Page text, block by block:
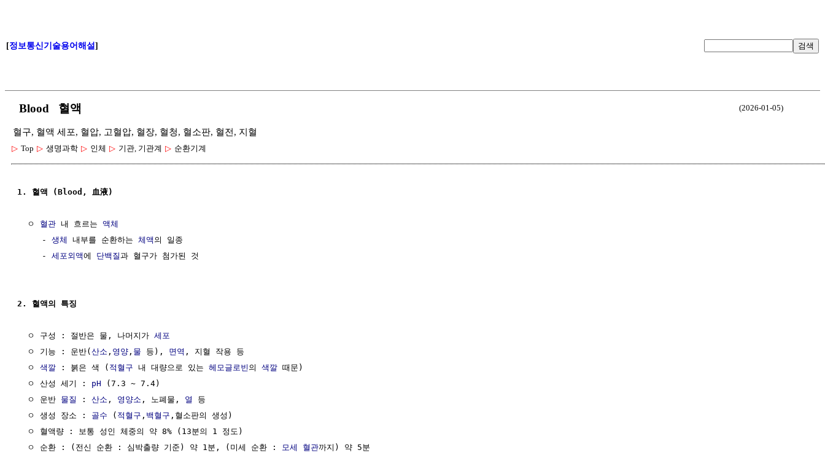
[정보통신기술용어해설] 검색
Blood 혈액 (2026-01-05)
혈구, 혈액 세포, 혈압, 고혈압, 혈장, 혈청, 혈소판, 혈전, 지혈
▷ Top ▷ 생명과학 ▷ 인체 ▷ 기관, 기관계 ▷ 순환기계
1. 혈액 (Blood, 血液)
  ㅇ
혈관 내 흐르는 액체
     -
생체 내부를 순환하는 체액 의 일종
     -
세포외액에 단백질과 혈구가 첨가된 것
2. 혈액의 특징
  ㅇ 구성 : 절반은 물, 나머지가
세포
  ㅇ 기능 : 운반(
산소 , 영양 , 물 등), 면역 , 지혈 작용 등
  ㅇ
색깔 : 붉은 색 ( 적혈구 내 대량으로 있는 헤모글로빈 의 색깔 때문)
  ㅇ 산성 세기 :
pH (7.3 ~ 7.4)
  ㅇ 운반
물질 : 산소 , 영양소 , 노폐물, 열
등
  ㅇ 생성 장소 :
골수 ( 적혈구 , 백혈구 ,혈소판의 생성)
  ㅇ 혈액량 : 보통 성인 체중의 약 8% (13분의 1 정도)
  ㅇ 순환 : (전신 순환 : 심박출량 기준) 약 1분, (미세 순환 :
모세 혈관까지) 약 5분